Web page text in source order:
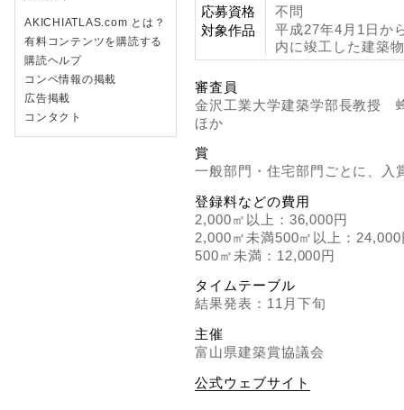
AKICHIATLAS.com とは？
有料コンテンツを購読する
購読ヘルプ
コンペ情報の掲載
広告掲載
コンタクト
応募資格
不問
対象作品
平成27年4月1日か
内に竣工した建築物
審査員
金沢工業大学建築学部長教授
ほか
賞
一般部門・住宅部門ごとに、入
登録料などの費用
2,000㎡以上：36,000円
2,000㎡未満500㎡以上：24,000
500㎡未満：12,000円
タイムテーブル
結果発表：11月下旬
主催
富山県建築賞協議会
公式ウェブサイト